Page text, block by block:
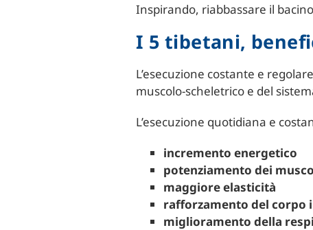
Inspirando, riabbassare il
I 5 tibetani,
L’esecuzione costante e
muscolo-scheletrico e del
L’esecuzione quotidiana e
incremento energetico
potenziamento dei
maggiore elasticità
rafforzamento del corpo
miglioramento della